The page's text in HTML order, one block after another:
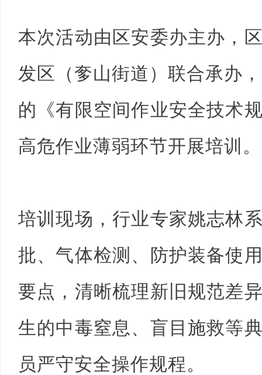
本次活动由区安委办主办，
发区（奓山街道）联合承办
的《有限空间作业安全技术
高危作业薄弱环节开展培训。
培训现场，行业专家姚志林
批、气体检测、防护装备使
要点，清晰梳理新旧规范差
生的中毒窒息、盲目施救等
员严守安全操作规程。